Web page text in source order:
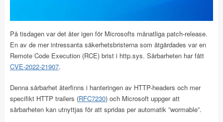
På tisdagen var det åter igen för Microsofts månatliga patch-release.
En av de mer intressanta säkerhetsbristerna som åtgärdades var en
Remote Code Execution (RCE) brist i http.sys. Sårbarheten har fått
CVE-2022-21907.
Denna sårbarhet återfinns i hanteringen av HTTP-headers och mer
specifikt HTTP trailers (RFC7230) och Microsoft uppger att
sårbarheten kan utnyttjas för att spridas per automatik ”wormable”.